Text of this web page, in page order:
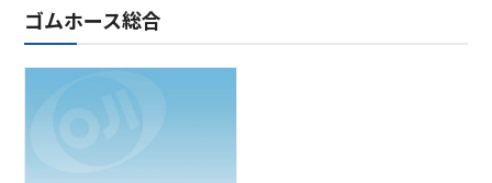
ゴムホース総合